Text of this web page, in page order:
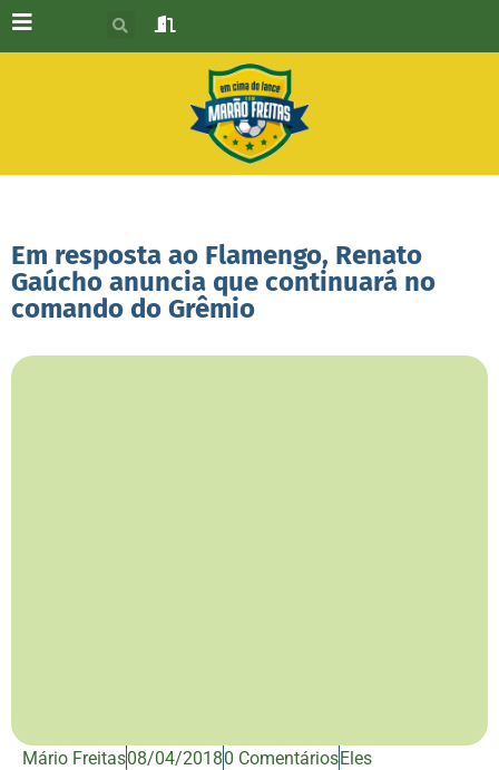
Em resposta ao Flamengo, Renato
Gaúcho anuncia que continuará no
comando do Grêmio
Mário Freitas08/04/20180 ComentáriosEles